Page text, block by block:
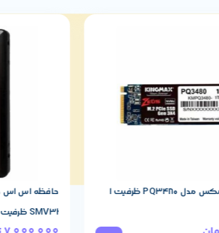
اس اس دی کینگ مکس مدل PQ3480 ظرفیت 1
حافظه اس اس
SMV32 ظرفیت 240 گیگابایت